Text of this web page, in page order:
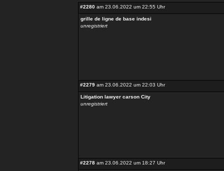
#2280 am 23.06.2022 um 22:55 Uhr
grille de ligne de base indesi
unregistriert
#2279 am 23.06.2022 um 22:03 Uhr
Litigation lawyer carson City
unregistriert
#2278 am 23.06.2022 um 18:27 Uhr